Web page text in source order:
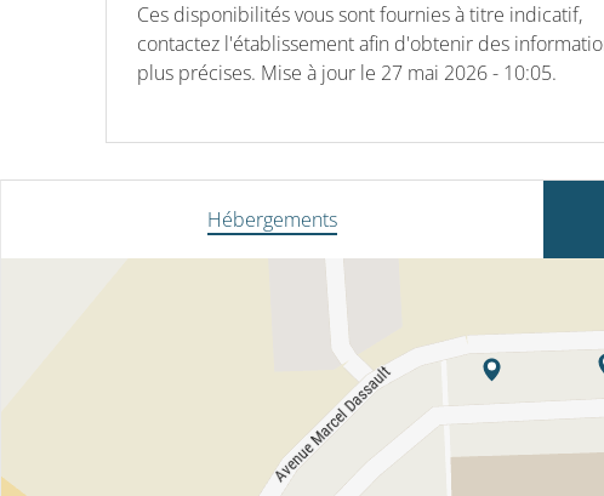
Ces disponibilités vous sont fournies à titre indicatif,
contactez l'établissement afin d'obtenir des
plus précises. Mise à jour le 27 mai 2026 - 10:05.
Hébergements